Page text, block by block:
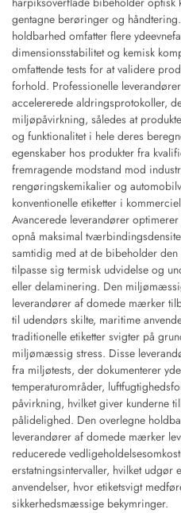
gentagne berøringer og
holdbarhed omfatter flere
dimensionsstabilitet og kemisk
omfattende tests for at validere
forhold. Professionelle
accelererede aldringsprotokoller,
miljøpåvirkning, således at
og funktionalitet i hele deres
egenskaber hos produkter fra
fremragende modstand mod
rengøringskemikalier og
konventionelle etiketter i
Avancerede leverandører
opnå maksimal
samtidig med at de bibeholder
tilpasse sig termisk udvidelse og
eller delaminering. Den
leverandører af domede mærker
til udendørs skilte, maritime
traditionelle etiketter svigter på
miljømæssig stress. Disse
fra miljøtests, der dokumenterer
temperaturområder,
påvirkning, hvilket giver kunderne
pålidelighed. Den overlegne
leverandører af domede mærker
reducerede
erstatningsintervaller, hvilket
anvendelser, hvor etiketsvigt
sikkerhedsmæssige bekymringer.